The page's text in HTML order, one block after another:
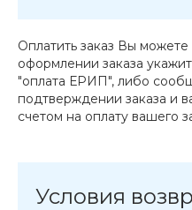
Оплатить заказ Вы
оформлении заказа
"оплата ЕРИП", либо
подтверждении заказа и
счетом на оплату вашего
Условия